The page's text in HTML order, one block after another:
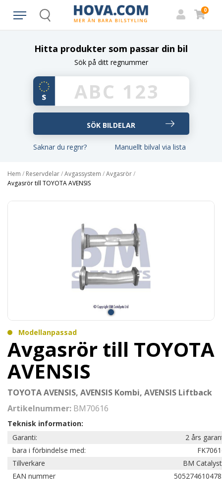
Search
0
Hitta produkter som passar din bil
Sök på ditt regnummer
Saknar du regnr? Manuellt bilval via lista
Hem / Reservdelar/Avgassystem /Avgasrör/
Avgasrör till TOYOTA AVENSIS
Modellanpassad
Avgasrör till TOYOTA
AVENSIS
TOYOTA AVENSIS, AVENSIS Kombi, AVENSIS Liftback
Artikelnummer: BM70616
Teknisk information:
Garanti:
2 års
bara i förbindelse med:
Tillverkare
BM
EAN nummer